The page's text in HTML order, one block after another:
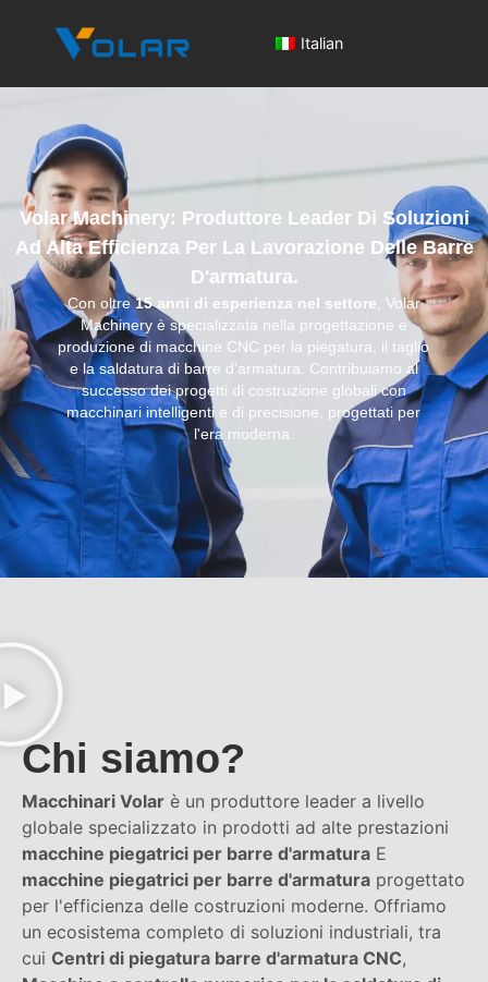
Italian
Volar Machinery: Produttore Leader Di Soluzioni
Ad Alta Efficienza Per La Lavorazione Delle Barre
D'armatura.
Con oltre15 anni di esperienza nel settore, Volar
Machinery è specializzata nella progettazione e
produzione di macchine CNC per la piegatura, il taglio
e la saldatura di barre d'armatura. Contribuiamo al
successo dei progetti di costruzione globali con
macchinari intelligenti e di precisione, progettati per
l'era moderna.
Chi siamo?
Macchinari Volar è un produttore leader a livello
globale specializzato in prodotti ad alte prestazioni
macchine piegatrici per barre d'armatura E
macchine piegatrici per barre d'armatura progettato
per l'efficienza delle costruzioni moderne. Offriamo
un ecosistema completo di soluzioni industriali, tra
cui Centri di piegatura barre d'armatura CNC,